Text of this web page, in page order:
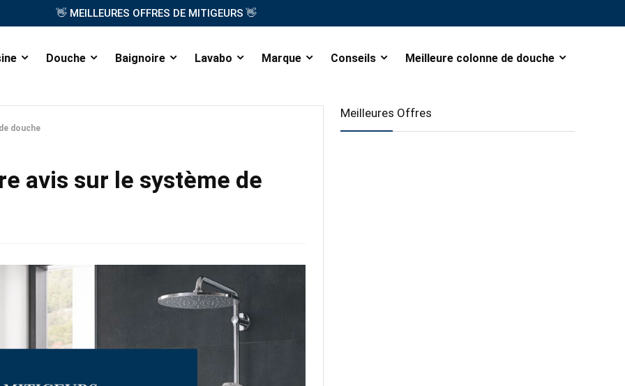
👋MEILLEURES OFFRES DE MITIGEURS👋
Douche Baignoire Lavabo Marque Conseils Meilleure colonne de douche
douche
avis sur le système de
Meilleures Offres